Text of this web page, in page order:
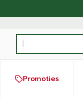
Product, merk,
Promoties